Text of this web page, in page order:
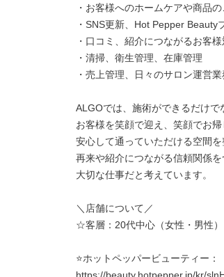
・お客様へのホームケアや商品
・SNS更新、Hot Pepper Beauty
・口コミ、紹介につながるお客
・清掃、衛生管理、在庫管理
・売上管理、日々のサロン運営業
ALGOでは、施術ができるだけで
お客様を笑顔で迎え、笑顔でお帰
安心して通っていただける空間を
再来や紹介につながる信頼関係
大切な仕事だと考えています。
＼店舗について／
☆客層：20代中心（女性・男性）
⭐ホットペッパービューティー：